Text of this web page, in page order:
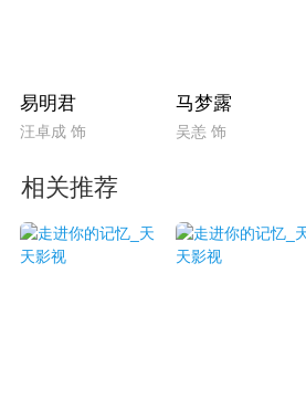
易明君
汪卓成 饰
马梦露
吴恙 饰
相关推荐